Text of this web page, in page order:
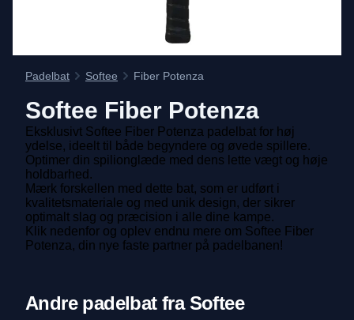
Padelbat Softee Fiber Potenza
Softee Fiber Potenza
Eksklusivt Softee Fiber Potenza padelbat for høj
ydelse, ideelt til både begyndere og øvede spillere.
Optimer din spilionglæde med dens lette vægt og høje
holdbarhed.
Mærk forskellen med dette bat, som er udført i
kvalitetsmateriale og med unik design, der sikrer
optimalt slag og præcision i alle dine kampe.
Klik nedenfor og oplev endnu mere om Softee Fiber
Potenza, din nye faste partner på padelbanen!
Andre padelbat fra Softee